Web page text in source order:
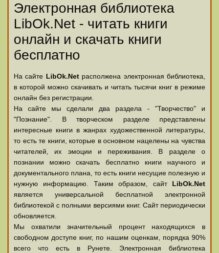
Электронная библиотека
LibOk.Net - читать книги
онлайн и скачать книги
бесплатно
На сайте LibOk.Netрасполжена электронная библиотека,
в которой можно скачивать и читать тысячи книг в режиме
онлайн без регистрации.
На сайте мы сделали два раздела - "Творчество" и
"Познание". В творческом разделе представлены
интересные книги в жанрах художественной литературы,
то есть те книги, которые в основном нацелены на чувства
читателей, их эмоции и переживания. В разделе о
познании можно скачать бесплатно книги научного и
документального плана, то есть книги несущие полезную и
нужную информацию. Таким образом, сайт LibOk.Net
является универсальной бесплатной электронной
библиотекой с полными версиями книг. Сайт периодически
обновляется.
Мы охватили значительный процент находящихся в
свободном доступе книг, по нашим оценкам, порядка 90%
всего что есть в Рунете. Электронная библиотека